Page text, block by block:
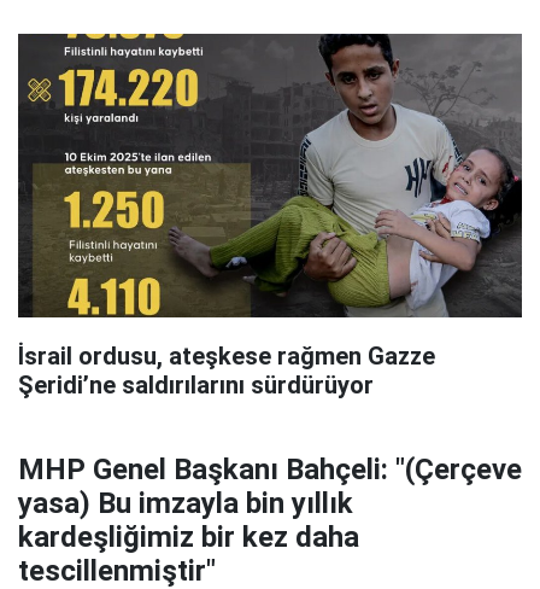
İsrail ordusu, ateşkese rağmen Gazze
Şeridi’ne saldırılarını sürdürüyor
MHP Genel Başkanı Bahçeli: "(Çerçeve
yasa) Bu imzayla bin yıllık
kardeşliğimiz bir kez daha
tescillenmiştir"